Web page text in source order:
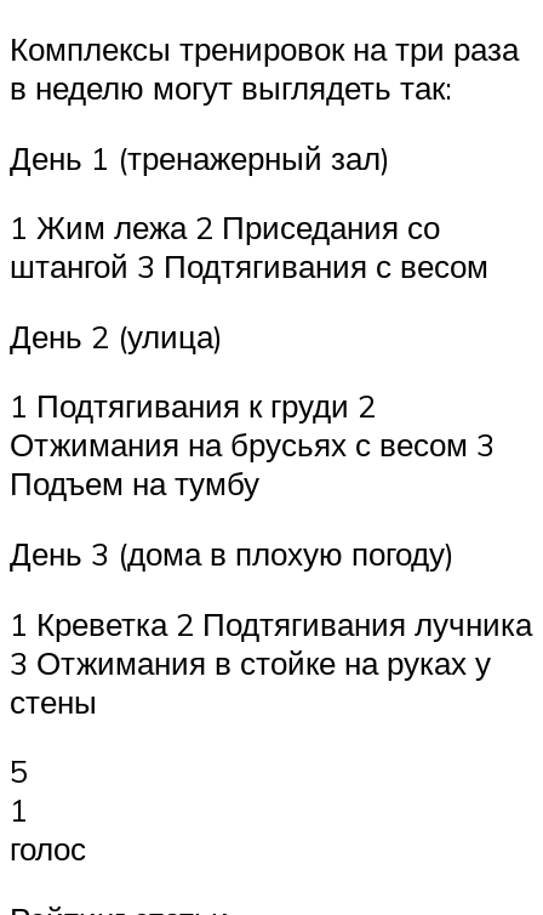
Комплексы тренировок на три раза
в неделю могут выглядеть так:
День 1 (тренажерный зал)
1 Жим лежа 2 Приседания со
штангой 3 Подтягивания с весом
День 2 (улица)
1 Подтягивания к груди 2
Отжимания на брусьях с весом 3
Подъем на тумбу
День 3 (дома в плохую погоду)
1 Креветка 2 Подтягивания лучника
3 Отжимания в стойке на руках у
стены
5
1
голос